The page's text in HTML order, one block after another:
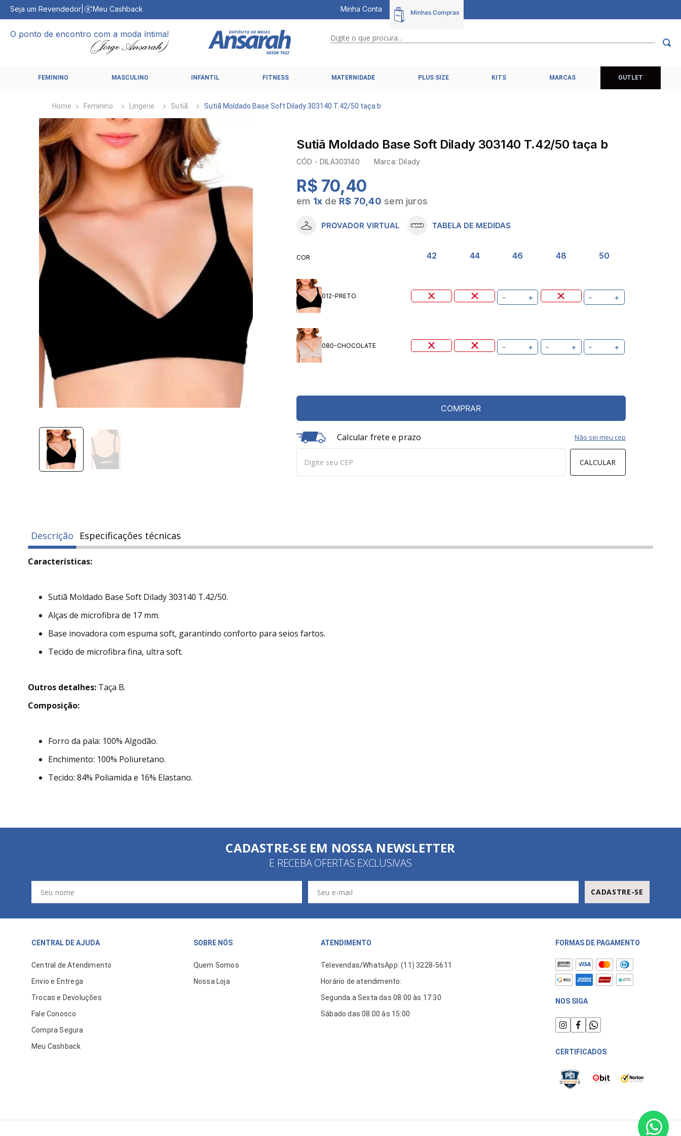
Seja um Revendedor Meu Cashback Minha Conta
O ponto de encontro com a moda íntima! Digite o que procura...
FEMININO MASCULINO INFANTIL FITNESS MATERNIDADE PLUS SIZE KITS MARCAS OUTLET
Feminino Lingerie Sutiã Sutiã Moldado Base Soft Dilady 303140 T.42/50 taça b
Sutiã Moldado Base Soft Dilady 303140 T.42/50 taça b
CÓD -DILA303140 Marca:Dilady
R$ 70,40
em 1x de R$ 70,40 sem juros
PROVADOR VIRTUAL TABELA DE MEDIDAS
COR 42 44 46 48 50
012-PRETO - + - +
080-CHOCOLATE - + - + - +
COMPRAR
Calcular frete e prazo
CALCULAR
Não sei meu cep
Descrição Especificações técnicas
Características:
Sutiã Moldado Base Soft Dilady 303140 T.42/50.
Alças de microfibra de 17 mm.
Base inovadora com espuma soft, garantindo conforto para seios fartos.
Tecido de microfibra fina, ultra soft.
Outros detalhes: Taça B.
Composição:
Forro da pala: 100% Algodão.
Enchimento: 100% Poliuretano.
Tecido: 84% Poliamida e 16% Elastano.
CADASTRE-SE EM NOSSA NEWSLETTER
E RECEBA OFERTAS EXCLUSIVAS
CADASTRE-SE
CENTRAL DE AJUDA
Central de Atendimento
Envio e Entrega
Trocas e Devoluções
Fale Conosco
Compra Segura
Meu Cashback
SOBRE NÓS
Quem Somos
Nossa Loja
ATENDIMENTO
Televendas/WhatsApp: (11) 3228-5611
Horário de atendimento:
Segunda a Sexta das 08:00 às 17:30
Sábado das 08:00 às 15:00
FORMAS DE PAGAMENTO
NOS SIGA
CERTIFICADOS
1 º
calcinhas
7
sutiã plus size
8º
hering intimates
9º
pijama